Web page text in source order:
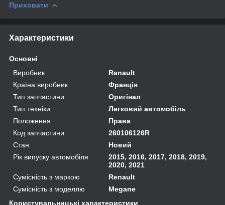
Приховати
Характеристики
Основні
Виробник
Renault
Країна виробник
Франція
Тип запчастини
Оригінал
Тип техніки
Легковий автомобіль
Положення
Права
Код запчастини
260106126R
Стан
Новий
Рік випуску автомобіля
2015, 2016, 2017, 2018, 2019,
2020, 2021
Сумісність з маркою
Renault
Сумісність з моделлю
Megane
Користувальницькі характеристики